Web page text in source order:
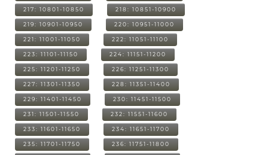
217: 10801-10850 218: 10851-10900
219: 10901-10950 220: 10951-11000
221: 11001-11050 222: 11051-11100
223: 11101-11150 224: 11151-11200
225: 11201-11250 226: 11251-11300
227: 11301-11350 228: 11351-11400
229: 11401-11450 230: 11451-11500
231: 11501-11550 232: 11551-11600
233: 11601-11650 234: 11651-11700
235: 11701-11750 236: 11751-11800